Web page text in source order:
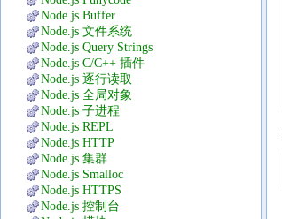
Node.js Buffer
Node.js 文件系统
Node.js Query Strings
Node.js C/C++ 插件
Node.js 逐行读取
Node.js 全局对象
Node.js 子进程
Node.js REPL
Node.js HTTP
Node.js 集群
Node.js Smalloc
Node.js HTTPS
Node.js 控制台